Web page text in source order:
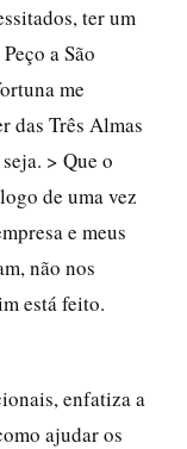
ter um
a São
me
das Três Almas
> Que o
de uma vez
e meus
não nos
está feito.
enfatiza a
ajudar os